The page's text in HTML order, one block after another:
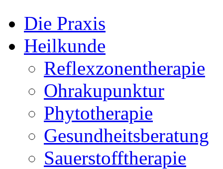
Die Praxis
Heilkunde
Reflexzonentherapie
Ohrakupunktur
Phytotherapie
Gesundheitsberatung
Sauerstofftherapie